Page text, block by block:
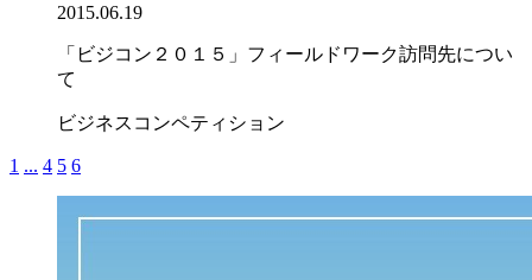
2015.06.19
「ビジコン２０１５」フィールドワーク訪問先につい
て
ビジネスコンペティション
1 ... 4 5 6